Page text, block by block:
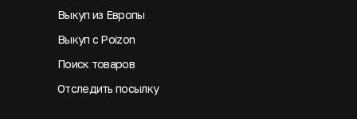
Выкуп из Европы
Выкуп с Poizon
Поиск товаров
Отследить посылку